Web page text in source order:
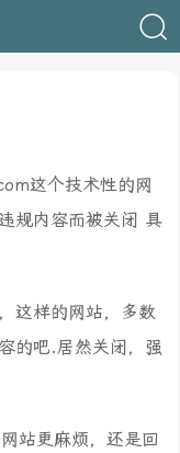
这个技术性的网
规内容而被关闭 具
这样的网站，多数
的吧.居然关闭，强
站更麻烦，还是回